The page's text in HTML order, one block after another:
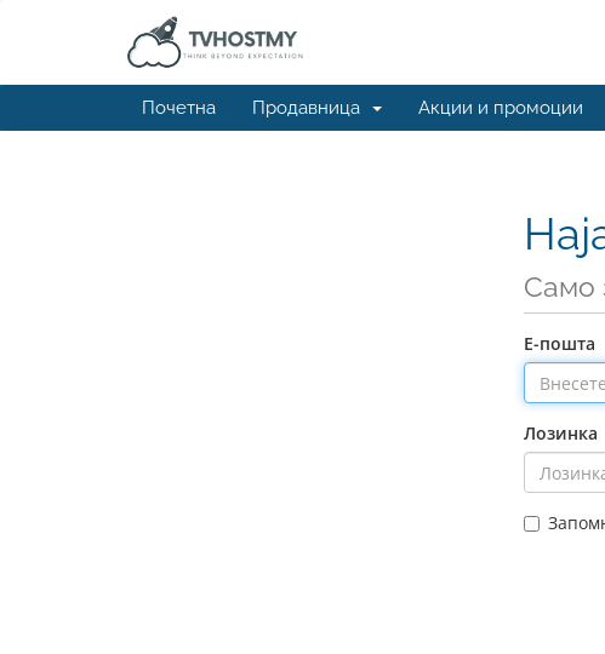
Почетна Продавница Акции и промоции
Само
Е-пошта
Лозинка